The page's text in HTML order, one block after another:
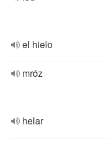
el hielo
mróz
helar